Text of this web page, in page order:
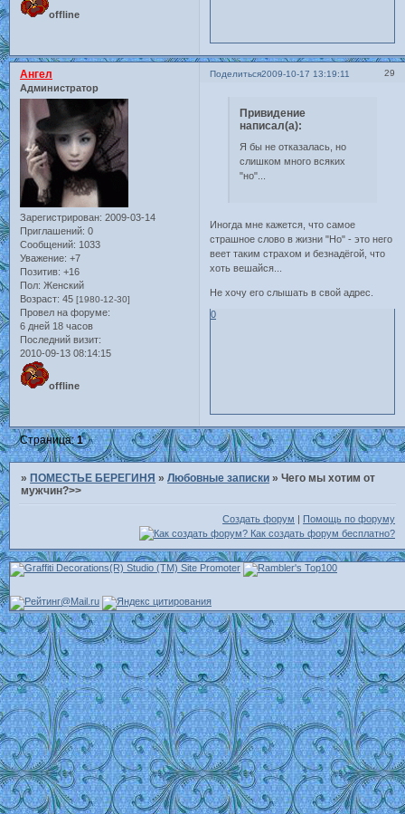
offline
Поделиться 29
2009-10-17 13:19:11
Ангел
Администратор
Зарегистрирован: 2009-03-14
Приглашений: 0
Сообщений: 1033
Уважение: +7
Позитив: +16
Пол: Женский
Возраст: 45 [1980-12-30]
Провел на форуме:
6 дней 18 часов
Последний визит:
2010-09-13 08:14:15
offline
Привидение
написал(а):
Я бы не отказалась, но
слишком много всяких
"но"...
Иногда мне кажется, что самое
страшное слово в жизни "Но" - это него
веет таким страхом и безнадёгой, что
хоть вешайся...
Не хочу его слышать в свой адрес.
0
Страница:1
»ПОМЕСТЬЕ БЕРЕГИНЯ »Любовные записки »Чего мы хотим от
мужчин?>>
Создать форум Помощь по форуму